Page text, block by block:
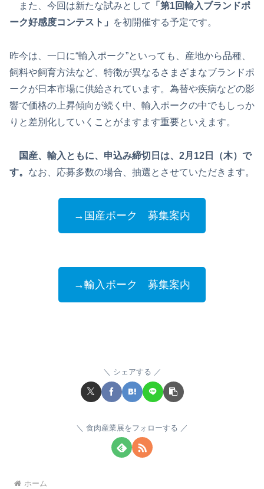
また、今回は新たな試みとして
「第1回輸入ブランドポ
ーク好感度コンテスト」
を初開催する予定です。
昨今は、一口に“輸入ポーク”といっても、産地から品種、
飼料や飼育方法など、特徴が異なるさまざまなブランドポ
ークが日本市場に供給されています。為替や疾病などの影
響で価格の上昇傾向が続く中、輸入ポークの中でもしっか
りと差別化していくことがますます重要といえます。
国産、輸入ともに、申込み締切日は、2月12 日（木）で
す。 なお、応募多数の場合、抽選とさせていただきます。
→国産ポーク 募集案内
→輸入ポーク 募集案内
シェアする
食肉産業展をフォローする
ホーム